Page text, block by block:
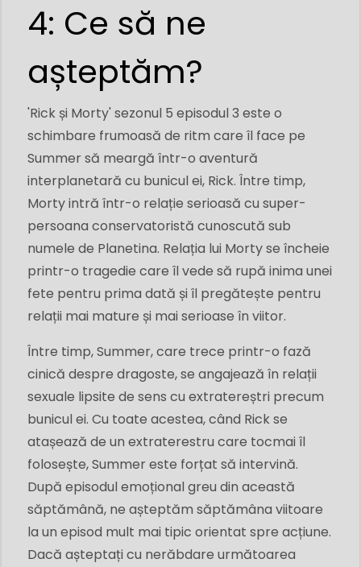
4: Ce să ne
așteptăm?
'Rick și Morty' sezonul 5 episodul 3 este o
schimbare frumoasă de ritm care îl face pe
Summer să meargă într-o aventură
interplanetară cu bunicul ei, Rick. Între timp,
Morty intră într-o relație serioasă cu super-
persoana conservatoristă cunoscută sub
numele de Planetina. Relația lui Morty se încheie
printr-o tragedie care îl vede să rupă inima unei
fete pentru prima dată și îl pregătește pentru
relații mai mature și mai serioase în viitor.
Între timp, Summer, care trece printr-o fază
cinică despre dragoste, se angajează în relații
sexuale lipsite de sens cu extratereștri precum
bunicul ei. Cu toate acestea, când Rick se
atașează de un extraterestru care tocmai îl
folosește, Summer este forțat să intervină.
După episodul emoțional greu din această
săptămână, ne așteptăm săptămâna viitoare
la un episod mult mai tipic orientat spre acțiune.
Dacă așteptați cu nerăbdare următoarea